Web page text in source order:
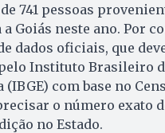
741 pessoas
a Goiás neste ano. Por
dados oficiais, que
Instituto Brasileiro
com base no
o número exato
no Estado.